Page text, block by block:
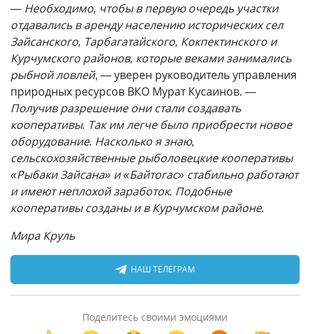
— Необходимо, чтобы в первую очередь участки
отдавались в аренду населению исторических сел
Зайсанского, Тарбагатайского, Кокпектинского и
Курчумского районов, которые веками занимались
рыбной ловлей, — уверен руководитель управления
природных ресурсов ВКО Мурат Кусаинов. —
Получив разрешение они стали создавать
кооперативы. Так им легче было приобрести новое
оборудование. Насколько я знаю,
сельскохозяйственные рыболовецкие кооперативы
«Рыбаки Зайсана» и «Байтогас» стабильно работают
и имеют неплохой заработок. Подобные
кооперативы созданы и в Курчумском районе.
Мира Круль
НАШ ТЕЛЕГРАМ
Поделитесь своими эмоциями